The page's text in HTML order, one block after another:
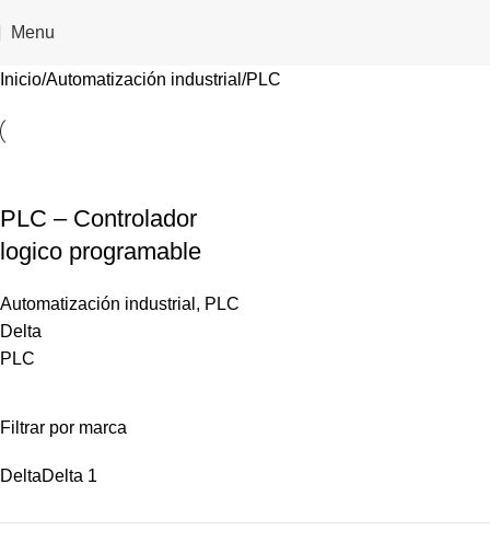
Menu
Filtrar por marca
DeltaDelta 1
Inicio Automatización industrial PLC
PLC – Controlador
logico programable
Automatización industrial , PLC
Delta
PLC